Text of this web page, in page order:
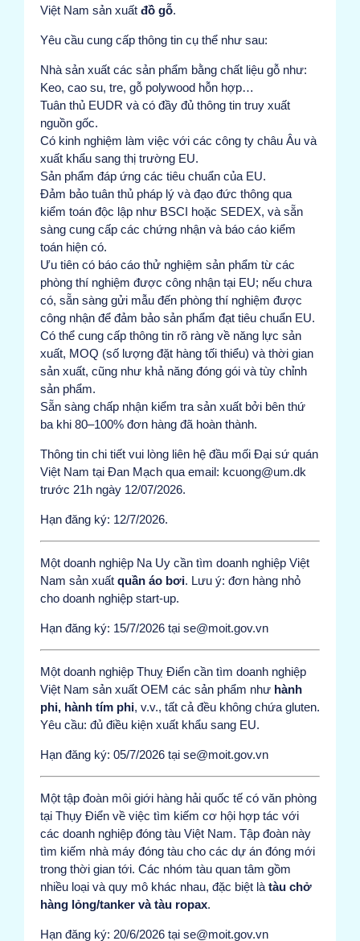
Việt Nam sản xuất đồ gỗ.
Yêu cầu cung cấp thông tin cụ thể như sau:
Nhà sản xuất các sản phẩm bằng chất liệu gỗ như:
Keo, cao su, tre, gỗ polywood hỗn hợp…
Tuân thủ EUDR và có đầy đủ thông tin truy xuất
nguồn gốc.
Có kinh nghiệm làm việc với các công ty châu Âu và
xuất khẩu sang thị trường EU.
Sản phẩm đáp ứng các tiêu chuẩn của EU.
Đảm bảo tuân thủ pháp lý và đạo đức thông qua
kiểm toán độc lập như BSCI hoặc SEDEX, và sẵn
sàng cung cấp các chứng nhận và báo cáo kiểm
toán hiện có.
Ưu tiên có báo cáo thử nghiệm sản phẩm từ các
phòng thí nghiệm được công nhận tại EU; nếu chưa
có, sẵn sàng gửi mẫu đến phòng thí nghiệm được
công nhận để đảm bảo sản phẩm đạt tiêu chuẩn EU.
Có thể cung cấp thông tin rõ ràng về năng lực sản
xuất, MOQ (số lượng đặt hàng tối thiểu) và thời gian
sản xuất, cũng như khả năng đóng gói và tùy chỉnh
sản phẩm.
Sẵn sàng chấp nhận kiểm tra sản xuất bởi bên thứ
ba khi 80–100% đơn hàng đã hoàn thành.
Thông tin chi tiết vui lòng liên hệ đầu mối Đại sứ quán
Việt Nam tại Đan Mạch qua email: kcuong@um.dk
trước 21h ngày 12/07/2026.
Hạn đăng ký: 12/7/2026.
Một doanh nghiệp Na Uy cần tìm doanh nghiệp Việt
Nam sản xuất quần áo bơi. Lưu ý: đơn hàng nhỏ
cho doanh nghiệp start-up.
Hạn đăng ký: 15/7/2026 tại se@moit.gov.vn
Một doanh nghiệp Thuỵ Điển cần tìm doanh nghiệp
Việt Nam sản xuất OEM các sản phẩm như hành
phi, hành tím phi, v.v., tất cả đều không chứa gluten.
Yêu cầu: đủ điều kiện xuất khẩu sang EU.
Hạn đăng ký: 05/7/2026 tại se@moit.gov.vn
Một tập đoàn môi giới hàng hải quốc tế có văn phòng
tại Thụy Điển về việc tìm kiếm cơ hội hợp tác với
các doanh nghiệp đóng tàu Việt Nam. Tập đoàn này
tìm kiếm nhà máy đóng tàu cho các dự án đóng mới
trong thời gian tới. Các nhóm tàu quan tâm gồm
nhiều loại và quy mô khác nhau, đặc biệt là tàu chở
hàng lỏng/tanker và tàu ropax.
Hạn đăng ký: 20/6/2026 tại se@moit.gov.vn